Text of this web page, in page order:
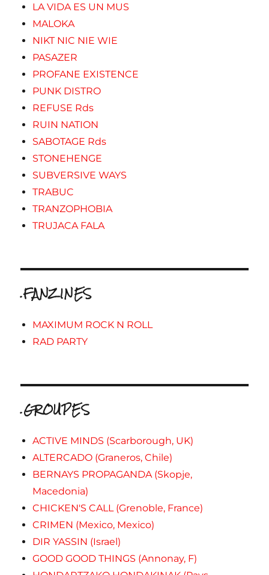
LA VIDA ES UN MUS
MALOKA
NIKT NIC NIE WIE
PASAZER
PROFANE EXISTENCE
PUNK DISTRO
REFUSE Rds
RUIN NATION
SABOTAGE Rds
STONEHENGE
SUBVERSIVE WAYS
TRABUC
TRANZOPHOBIA
TRUJACA FALA
.FANZINES
MAXIMUM ROCK N ROLL
RAD PARTY
.GROUPES
ACTIVE MINDS (Scarborough, UK)
ALTERCADO (Graneros, Chile)
BERNAYS PROPAGANDA (Skopje,
Macedonia)
CHICKEN'S CALL (Grenoble, France)
CRIMEN (Mexico, Mexico)
DIR YASSIN (Israel)
GOOD GOOD THINGS (Annonay, F)